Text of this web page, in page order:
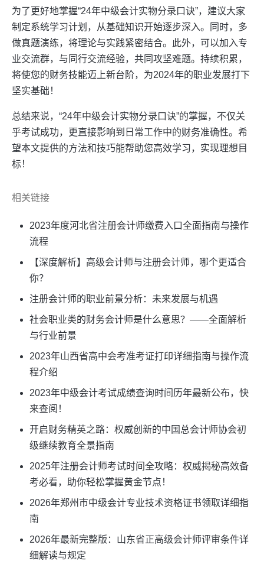
为了更好地掌握“24年中级会计实物分录口诀”，建议大家
制定系统学习计划，从基础知识开始逐步深入。同时，多
做真题演练，将理论与实践紧密结合。此外，可以加入专
业交流群，与同行交流经验，共同攻坚难题。持续积累，
将使您的财务技能迈上新台阶，为2024年的职业发展打下
坚实基础！
总结来说，“24年中级会计实物分录口诀”的掌握，不仅关
乎考试成功，更直接影响到日常工作中的财务准确性。希
望本文提供的方法和技巧能帮助您高效学习，实现理想目
标！
相关链接
2023年度河北省注册会计师缴费入口全面指南与操作
流程
【深度解析】高级会计师与注册会计师，哪个更适合
你？
注册会计师的职业前景分析：未来发展与机遇
社会职业类的财务会计师是什么意思？——全面解析
与行业前景
2023年山西省高中会考准考证打印详细指南与操作流
程介绍
2023年中级会计考试成绩查询时间历年最新公布，快
来查阅！
开启财务精英之路：权威创新的中国总会计师协会初
级继续教育全景指南
2025年注册会计师考试时间全攻略：权威揭秘高效备
考必看，助你轻松掌握黄金节点！
2026年郑州市中级会计专业技术资格证书领取详细指
南
2026年最新完整版：山东省正高级会计师评审条件详
细解读与规定